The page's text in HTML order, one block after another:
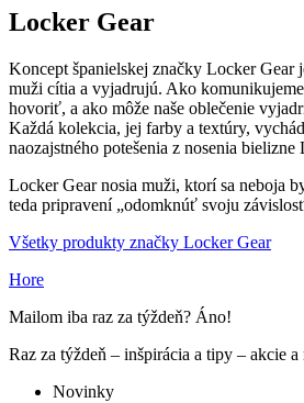
Locker Gear
Koncept španielskej značky Locker Gear
muži cítia a vyjadrujú. Ako
hovoriť, a ako môže naše oblečenie
Každá kolekcia, jej farby a textúry,
naozajstného potešenia z nosenia bielizne
Locker Gear nosia muži, ktorí sa neboja
teda pripravení „odomknúť svoju
Všetky produkty značky Locker Gear
Hore
Mailom iba raz za týždeň? Áno!
Raz za týždeň – inšpirácia a tipy – akcie
Novinky